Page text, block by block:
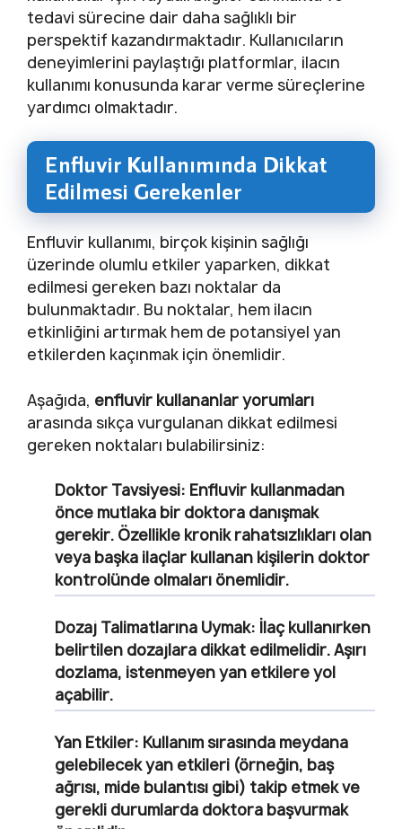
tedavi sürecine dair daha sağlıklı bir
perspektif kazandırmaktadır. Kullanıcıların
deneyimlerini paylaştığı platformlar, ilacın
kullanımı konusunda karar verme süreçlerine
yardımcı olmaktadır.
Enfluvir Kullanımında Dikkat
Edilmesi Gerekenler
Enfluvir kullanımı, birçok kişinin sağlığı
üzerinde olumlu etkiler yaparken, dikkat
edilmesi gereken bazı noktalar da
bulunmaktadır. Bu noktalar, hem ilacın
etkinliğini artırmak hem de potansiyel yan
etkilerden kaçınmak için önemlidir.
Aşağıda, enfluvir kullananlar yorumları
arasında sıkça vurgulanan dikkat edilmesi
gereken noktaları bulabilirsiniz:
Doktor Tavsiyesi: Enfluvir kullanmadan
önce mutlaka bir doktora danışmak
gerekir. Özellikle kronik rahatsızlıkları olan
veya başka ilaçlar kullanan kişilerin doktor
kontrolünde olmaları önemlidir.
Dozaj Talimatlarına Uymak: İlaç kullanırken
belirtilen dozajlara dikkat edilmelidir. Aşırı
dozlama, istenmeyen yan etkilere yol
açabilir.
Yan Etkiler: Kullanım sırasında meydana
gelebilecek yan etkileri (örneğin, baş
ağrısı, mide bulantısı gibi) takip etmek ve
gerekli durumlarda doktora başvurmak